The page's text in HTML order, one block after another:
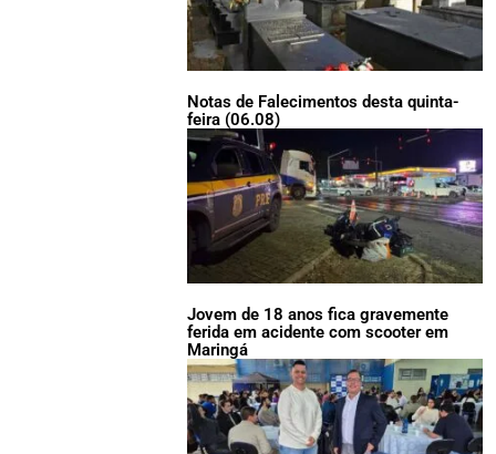
Notas de Falecimentos desta quinta-
feira (06.08)
Jovem de 18 anos fica gravemente
ferida em acidente com scooter em
Maringá